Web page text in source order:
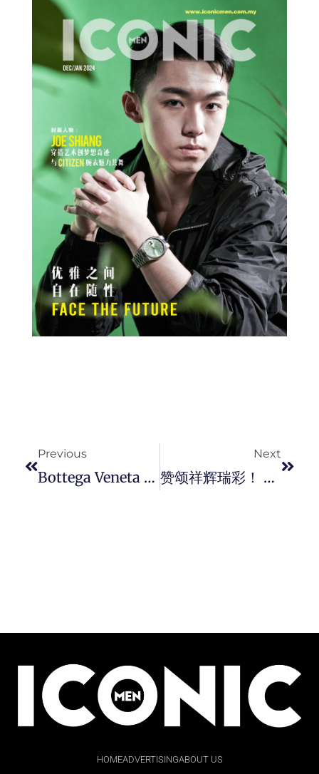
Previous
Bottega Veneta 经典编织包藏「 心 」意，织出情人节系列 ！
Next
赞颂祥辉瑞彩！ PIAGET 再度点燃锐意匠心倾情打造 「 腾龙 · 鸣凤 」限量版高级珠宝生肖腕表系列。
HOMEADVERTISINGABOUT US